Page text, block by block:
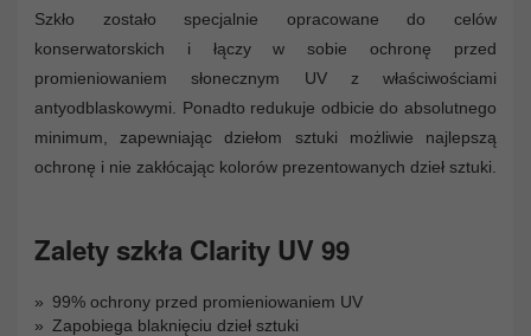
Szkło zostało specjalnie opracowane do celów
konserwatorskich i łączy w sobie ochronę przed
promieniowaniem słonecznym UV z właściwościami
antyodblaskowymi. Ponadto redukuje odbicie do absolutnego
minimum, zapewniając dziełom sztuki możliwie najlepszą
ochronę i nie zakłócając kolorów prezentowanych dzieł sztuki.
Zalety szkła Clarity UV 99
99% ochrony przed promieniowaniem UV
Zapobiega blaknięciu dzieł sztuki